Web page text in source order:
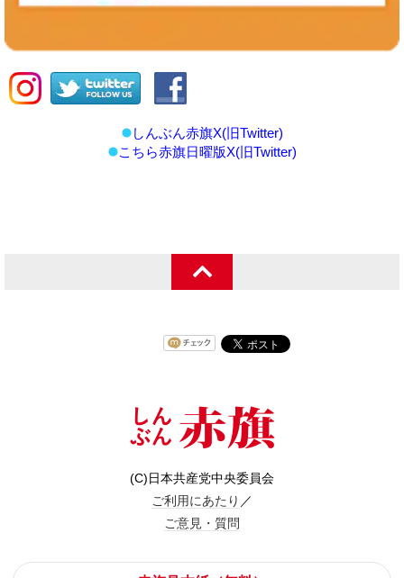
しんぶん赤旗X(旧Twitter)
こちら赤旗日曜版X(旧Twitter)
(C)日本共産党中央委員会
ご利用にあたり ／
ご意見・質問